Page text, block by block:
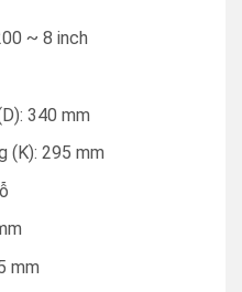
~ 8 inch
340 mm
(K): 295 mm
mm